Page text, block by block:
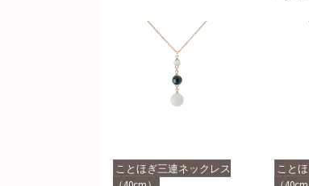
ことほぎ三連ネックレス
こと